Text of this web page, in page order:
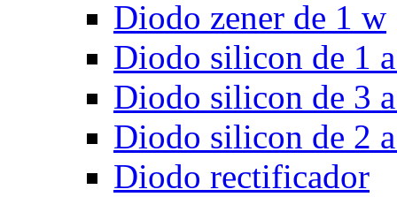
Diodo zener de 1 w
Diodo silicon de 1
Diodo silicon de 3
Diodo silicon de 2
Diodo rectificador